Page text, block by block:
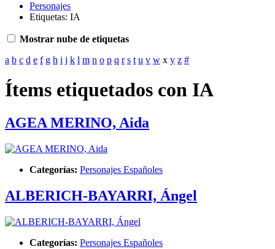
Personajes
Etiquetas: IA
Mostrar nube de etiquetas
a b c d e f g h i j k l m n o p q r s t u v w x y z #
Ítems etiquetados con IA
AGEA MERINO, Aida
Categorías: Personajes Españoles
ALBERICH-BAYARRI, Ángel
Categorías: Personajes Españoles